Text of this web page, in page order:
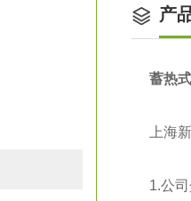
产
蓄热
上海
1.公